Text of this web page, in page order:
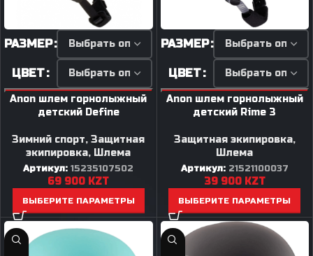
РАЗМЕР
ЦВЕТ
Anon шлем горнолыжный
детский Define
Зимний спорт,Защитная
экипировка, Шлема
Артикул:15235107502
69 900 KZT
ВЫБЕРИТЕ ПАРАМЕТРЫ
РАЗМЕР
ЦВЕТ
Anon шлем горнолыжный
детский Rime 3
Защитная экипировка,
Шлема
Артикул: 21521100037
39 900 KZT
ВЫБЕРИТЕ ПАРАМЕТРЫ